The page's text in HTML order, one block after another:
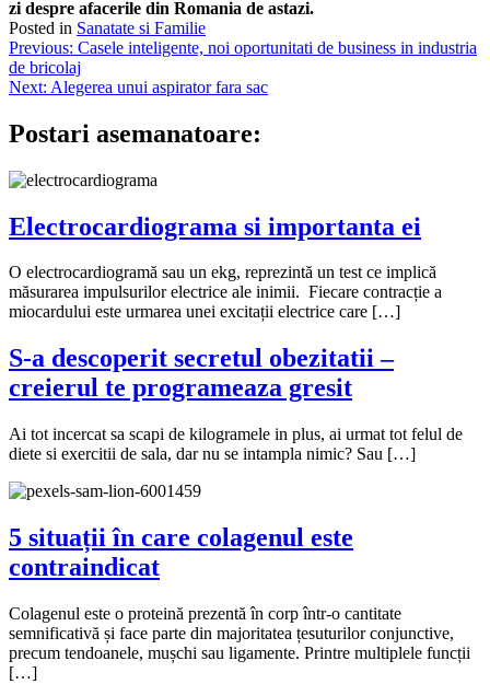
zi despre afacerile din Romania de astazi.
Posted in Sanatate si Familie
Navigare
în
Previous: Casele inteligente, noi oportunitati de business in industria
de bricolaj
Next: Alegerea unui aspirator fara sac
Postari asemanatoare:
Electrocardiograma si importanta ei
O electrocardiogramă sau un ekg, reprezintă un test ce implică
măsurarea impulsurilor electrice ale inimii. Fiecare contracție a
miocardului este urmarea unei excitații electrice care […]
S-a descoperit secretul obezitatii –
creierul te programeaza gresit
Ai tot incercat sa scapi de kilogramele in plus, ai urmat tot felul de
diete si exercitii de sala, dar nu se intampla nimic? Sau […]
5 situații în care colagenul este
contraindicat
Colagenul este o proteină prezentă în corp într-o cantitate
semnificativă și face parte din majoritatea țesuturilor conjunctive,
precum tendoanele, mușchi sau ligamente. Printre multiplele funcții
[…]